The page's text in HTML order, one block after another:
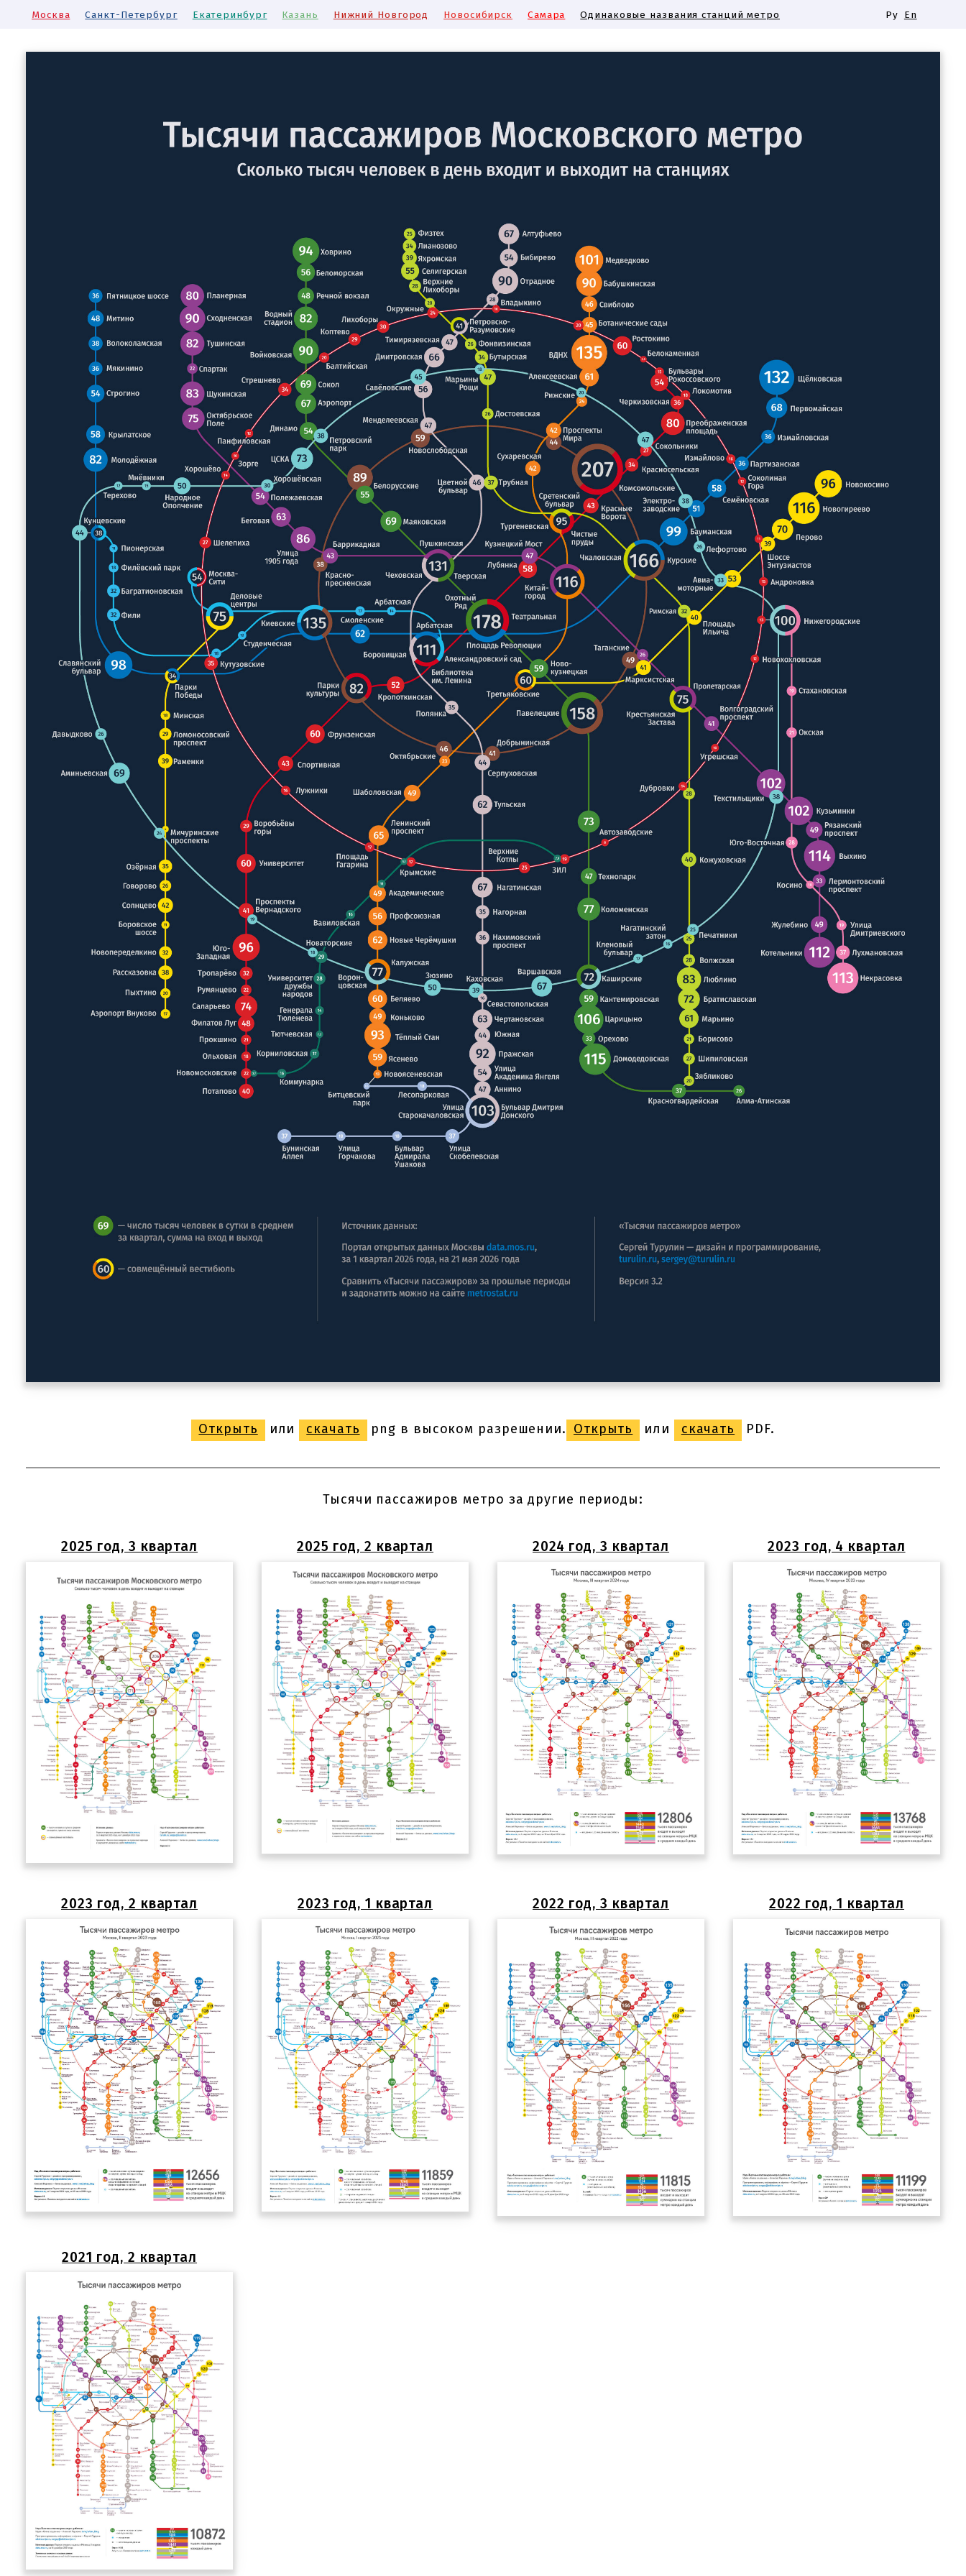
Москва Санкт-Петербург Екатеринбург Казань Нижний Новгород Новосибирск Самара Одинаковые названия станций метро Ру En
Открыть или скачать png в высоком разрешении. Открыть или скачать PDF.
Тысячи пассажиров метро за другие периоды:
2025 год, 3 квартал 2025 год, 2 квартал 2024 год, 3 квартал 2023 год, 4 квартал
2023 год, 2 квартал 2023 год, 1 квартал 2022 год, 3 квартал 2022 год, 1 квартал
2021 год, 2 квартал